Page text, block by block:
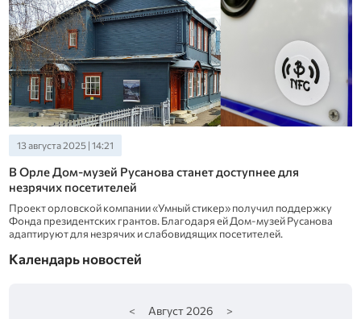
13 августа 2025 | 14:21
В Орле Дом-музей Русанова станет доступнее для
незрячих посетителей
Проект орловской компании «Умный стикер» получил поддержку
Фонда президентских грантов. Благодаря ей Дом-музей Русанова
адаптируют для незрячих и слабовидящих посетителей.
Календарь новостей
< Август 2026 >